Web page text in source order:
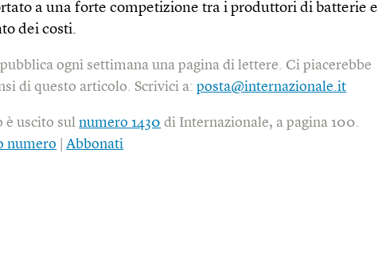
a una forte competizione tra i produttori di batterie e
dei costi.
ogni settimana una pagina di lettere. Ci piacerebbe
di questo articolo. Scrivici a:posta@internazionale.it
è uscito sulnumero 1430 di Internazionale, a pagina 100.
numero |Abbonati